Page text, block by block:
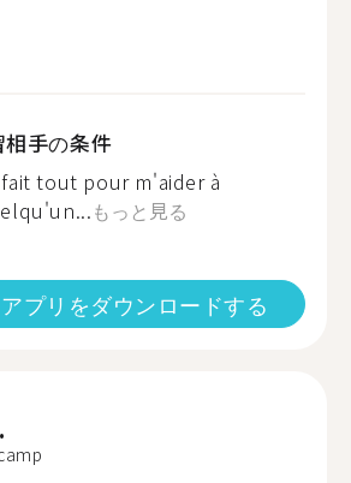
手の条件
tout pour m'aider à
もっと見る
アプリをダウンロードする